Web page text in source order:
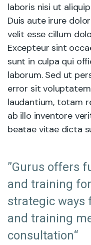
laboris nisi ut
Duis aute irure
velit esse cillum
Excepteur sint
sunt in culpa qui
laborum. Sed ut
error sit
laudantium, totam
ab illo inventore
beatae vitae dicta
”Gurus offers
and training
strategic ways
and training
consultation“